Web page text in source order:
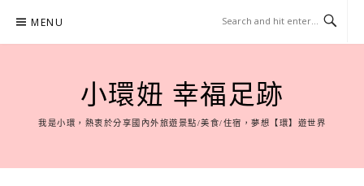
content
MENU
小環妞 幸福足跡
我是小環，熱衷於分享國內外旅遊景點/美食/住宿，夢想【環】遊世界